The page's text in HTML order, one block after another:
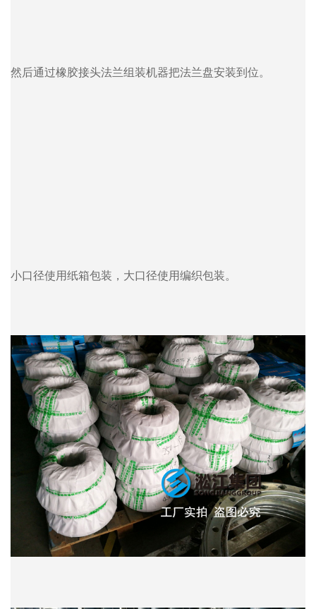
然后通过橡胶接头法兰组装机器把法兰盘安装到位。
小口径使用纸箱包装，大口径使用编织包装。